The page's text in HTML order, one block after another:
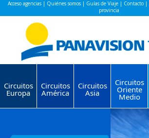
Acceso agencias | Quiénes somos | Guías de Viaje | Contacto |
provincia
Circuitos
Europa
Circuitos
América
Circuitos
Asia
Circuitos
Oriente
Medio